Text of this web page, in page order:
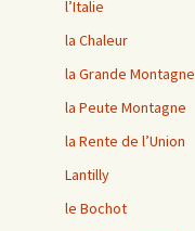
l’Italie
la Chaleur
la Grande Montagne
la Peute Montagne
la Rente de l’Union
Lantilly
le Bochot